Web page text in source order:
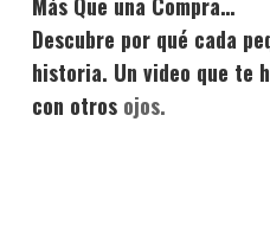
Descubre por qué cada
historia. Un video que te
con otros ojos.